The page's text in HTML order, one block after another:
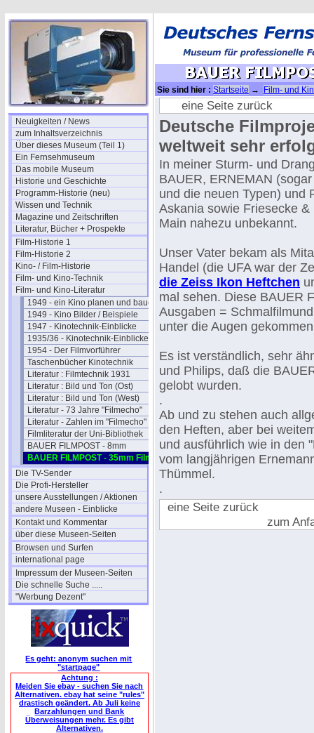
Neuigkeiten / News
zum Inhaltsverzeichnis
Über dieses Museum (Teil 1)
Ein Fernsehmuseum
Das mobile Museum
Historie und Geschichte
Programm-Historie (neu)
Wissen und Technik
Magazine und Zeitschriften
Literatur, Bücher + Prospekte
Film-Historie 1
Film-Historie 2
Kino- / Film-Historie
Film- und Kino-Technik
Film- und Kino-Literatur
1949 - ein Kino planen und bauen
1949 - Kino Bilder / Beispiele
1947 - Kinotechnik-Einblicke
1935/36 - Kinotechnik-Einblicke
1954 - Der Filmvorführer
Taschenbücher Kinotechnik
Literatur : Filmtechnik 1931
Literatur : Bild und Ton (Ost)
Literatur : Bild und Ton (West)
Literatur - 73 Jahre "Filmecho"
Literatur - Zahlen im "Filmecho"
Filmliteratur der Uni-Bibliothek
BAUER FILMPOST - 8mm
BAUER FILMPOST - 35mm Film
Die TV-Sender
Die Profi-Hersteller
unsere Ausstellungen / Aktionen
andere Museen - Einblicke
Kontakt und Kommentar
über diese Museen-Seiten
Browsen und Surfen
international page
Impressum der Museen-Seiten
Die schnelle Suche .....
"Werbung Dezent"
Es geht: anonym suchen mit
"startpage"
Achtung :
Meiden Sie ebay - suchen Sie nach
Alternativen. ebay hat seine "rules"
drastisch geändert. Ab Juli keine
Barzahlungen und Bank
Überweisungen mehr. Es gibt
Alternativen.
Sie sind hier : Startseite → Film- und
eine Seite zurück
Deutsche
weltweit sehr
In meiner Sturm- und
BAUER, ERNEMAN
und die neuen Typen) und
Askania sowie Friesecke
Main nahezu unbekannt.
Unser Vater bekam als
Handel (die UFA war der
die Zeiss Ikon Heftchen
mal sehen. Diese BAUER
Ausgaben =
unter die Augen
Es ist verständlich, sehr
und Philips, daß die
gelobt wurden.
.
Ab und zu stehen auch
den Heften, aber bei
und ausführlich wie in den
vom langjährigen
Thümmel.
.
eine Seite zurück
zum